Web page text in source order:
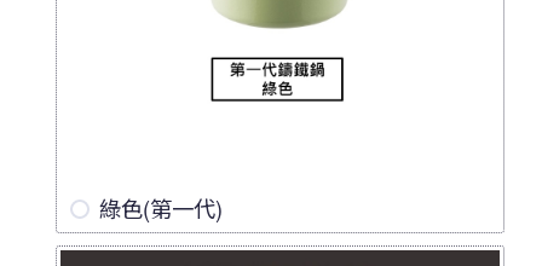
綠色(第一代)